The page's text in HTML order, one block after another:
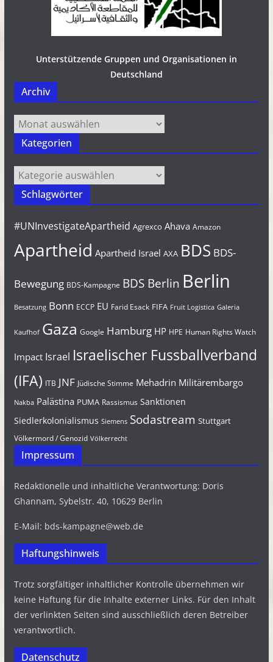
Unterstützende Gruppen und Organisationen in
Deutschland
Archiv
Archiv
Kategorien
Kategorien
Schlagwörter
#UNInvestigateApartheid Agrexco Ahava Amazon
Apartheid Apartheid Israel AXA BDS BDS-
Bewegung BDS-Kampagne BDS Berlin Berlin
Besatzung Bonn ECCP EU Farid Esack FIFA Fruit Logistica Galeria
Kaufhof Gaza Google Hamburg HP HPE Human Rights Watch
Impact Israel Israelischer Fussballverband
(IFA) ITB JNF Jüdische Stimme Mehadrin Militärembargo
Nakba Palästina PUMA Rassismus Sanktionen
Siedlerkolonialismus Siemens Sodastream Stuttgart
Völkermord / Genozid Völkerrecht
Impressum
Redaktionelle und inhaltliche Verantwortung: Doris
Ghannam, Sybelstr. 40, 10629 Berlin
E-Mail: bds-kampagne@web.de
Haftungshinweis
Trotz sorgfältiger inhaltlicher Kontrolle übernehmen wir
keine Haftung für die Inhalte externer Links. Für den Inhalt
der verlinkten Seiten sind ausschließlich deren Betreiber
verantwortlich.
Datenschutz